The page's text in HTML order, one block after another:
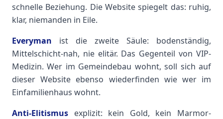
schnelle Beziehung. Die Website spiegelt das: ruhig,
klar, niemanden in Eile.
Everyman ist die zweite Säule: bodenständig,
Mittelschicht-nah, nie elitär. Das Gegenteil von VIP-
Medizin. Wer im Gemeindebau wohnt, soll sich auf
dieser Website ebenso wiederfinden wie wer im
Einfamilienhaus wohnt.
Anti-Elitismus explizit: kein Gold, kein Marmor-